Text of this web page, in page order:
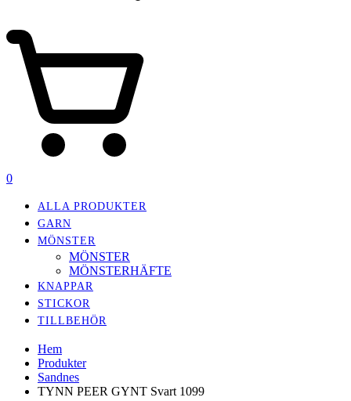
0
ALLA PRODUKTER
GARN
MÖNSTER
MÖNSTER
MÖNSTERHÄFTE
KNAPPAR
STICKOR
TILLBEHÖR
Hem
Produkter
Sandnes
TYNN PEER GYNT Svart 1099